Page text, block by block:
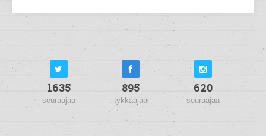
1635
seuraajaa
895
tykkääjää
620
seuraajaa